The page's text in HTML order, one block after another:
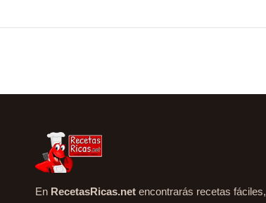
En RecetasRicas.net encontrarás recetas fáciles,